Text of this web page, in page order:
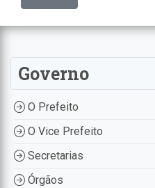
Governo
O Prefeito
O Vice Prefeito
Secretarias
Órgãos